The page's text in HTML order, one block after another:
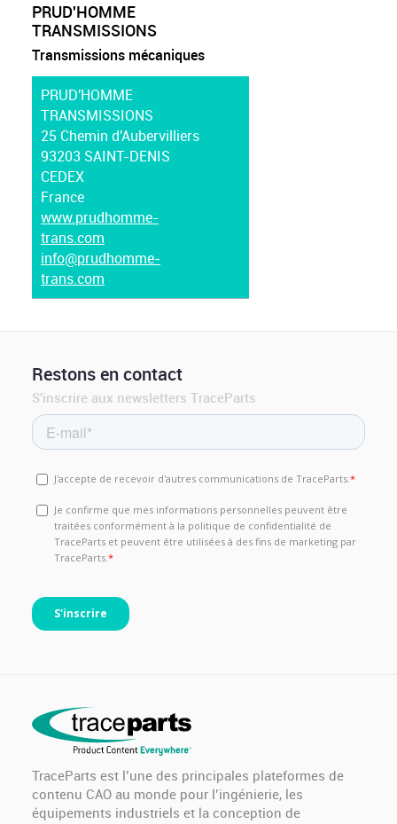
PRUD'HOMME
TRANSMISSIONS
Transmissions mécaniques
PRUD'HOMME
TRANSMISSIONS
25 Chemin d'Aubervilliers
93203 SAINT-DENIS
CEDEX
France
www.prudhomme-
trans.com
info@prudhomme-
trans.com
Restons en contact
S'inscrire aux newsletters TraceParts
TraceParts est l’une des principales plateformes de
contenu CAO au monde pour l’ingénierie, les
équipements industriels et la conception de